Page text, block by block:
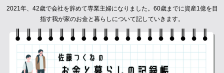
2021年、42歳で会社を辞めて専業主婦になりました。60歳までに資産1億を目
指す我が家のお金と暮らしについて記していきます。